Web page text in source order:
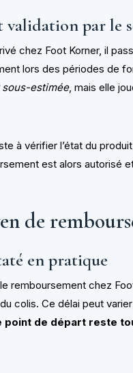
validation par le
chez Foot Korner, il
lors des périodes de
sous-estimée, mais elle
à vérifier l’état du
est alors autorisé
de
en pratique
remboursement chez
colis. Ce délai peut
point de départ reste